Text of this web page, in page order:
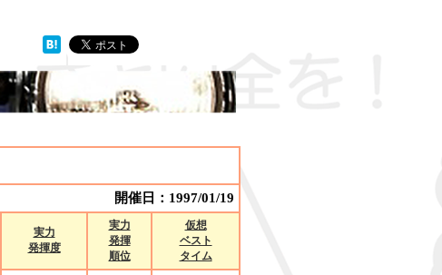
開催日：1997/01/19
実力
発揮度
実力
発揮
順位
仮想
ベスト
タイム